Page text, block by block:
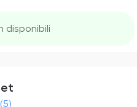
disponibili
(5)